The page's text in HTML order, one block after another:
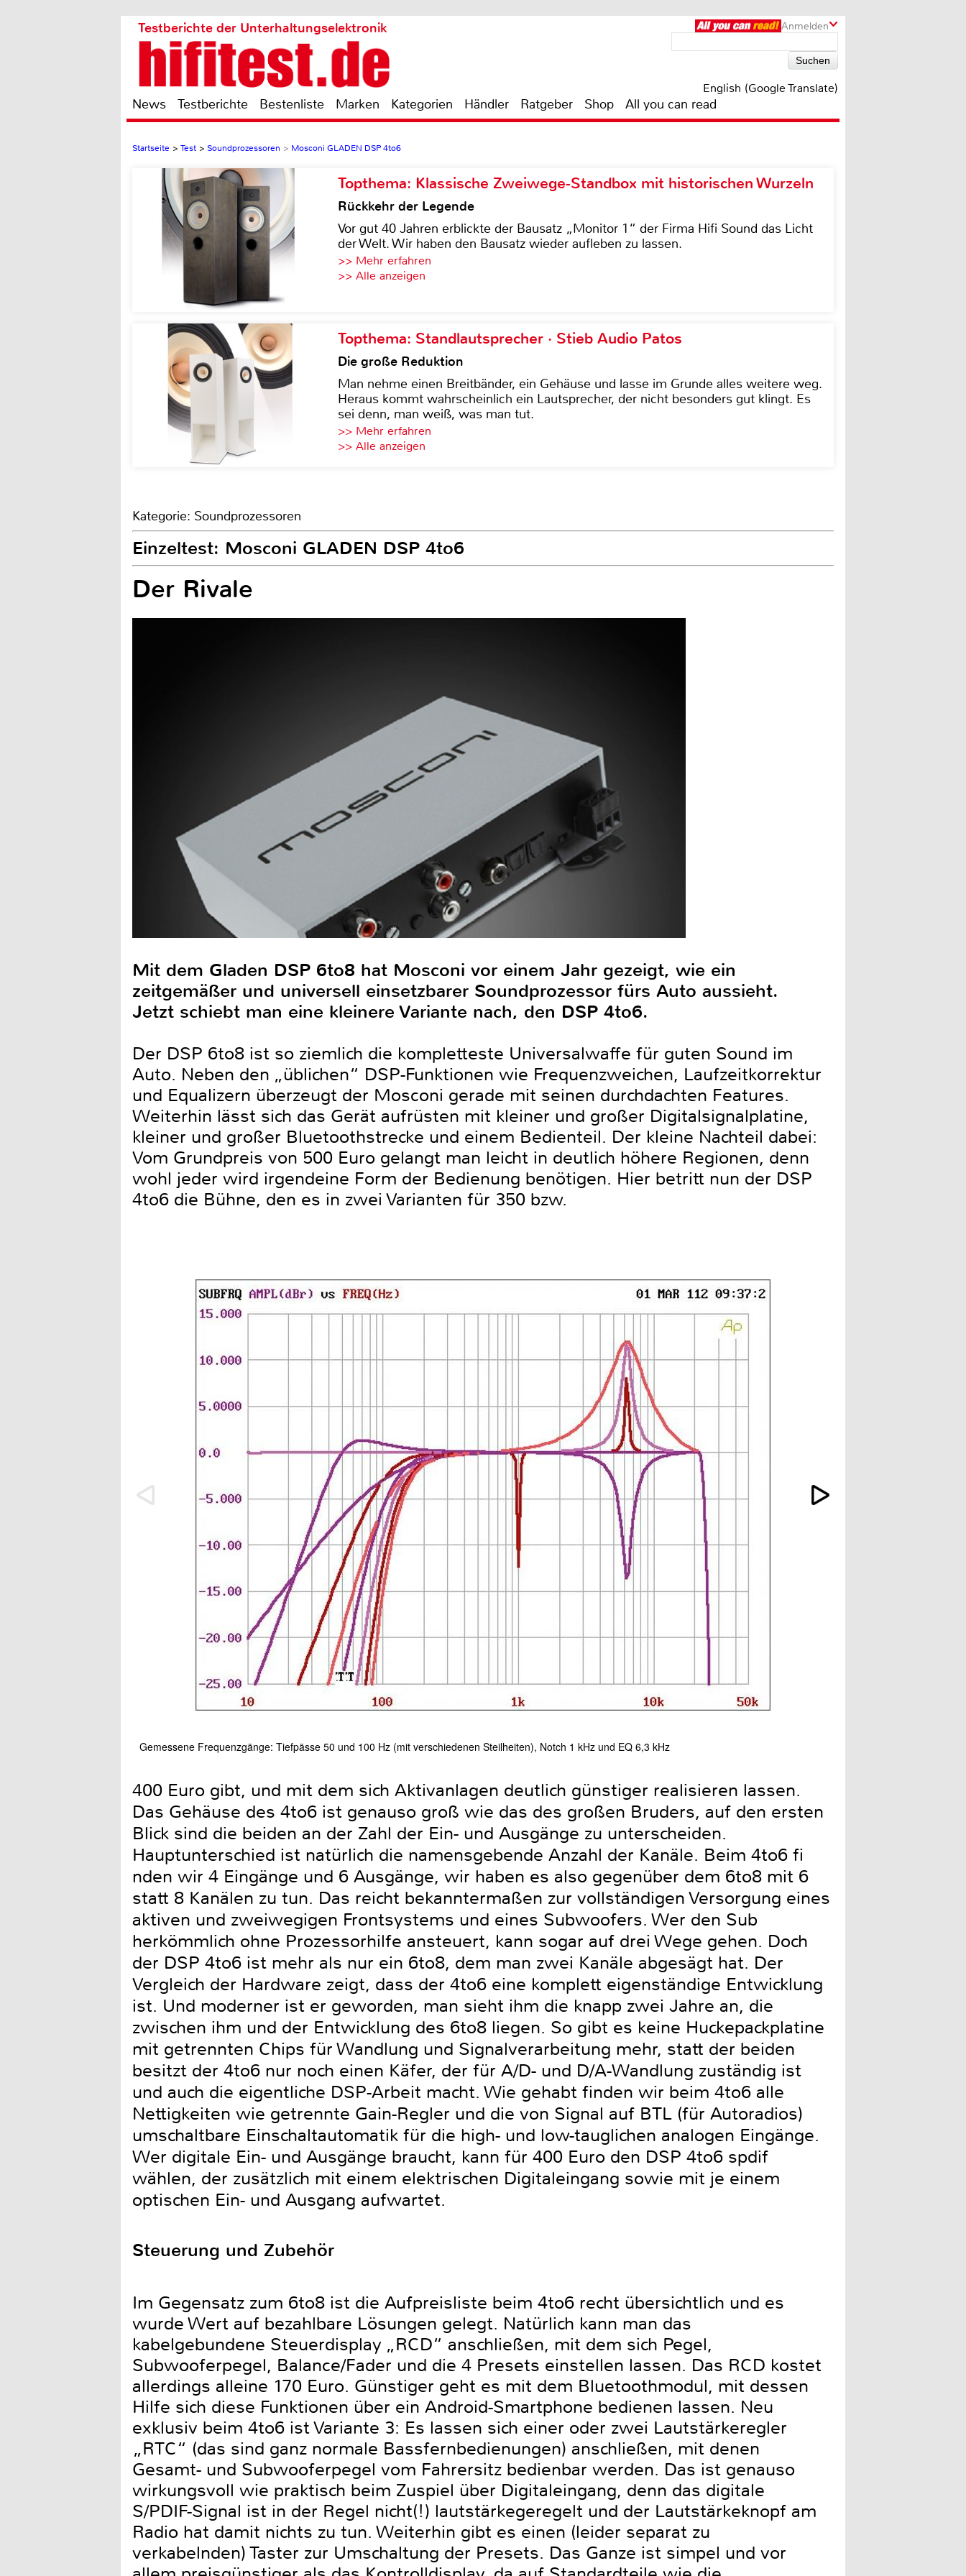
Anmelden
Testberichte der Unterhaltungselektronik
English (Google Translate)
News Testberichte Bestenliste Marken Kategorien Händler Ratgeber Shop All you can read
Startseite > Test > Soundprozessoren > Mosconi GLADEN DSP 4to6
Topthema: Klassische Zweiwege-Standbox mit historischen Wurzeln
Rückkehr der Legende
Vor gut 40 Jahren erblickte der Bausatz „Monitor 1“ der Firma Hifi Sound das Licht
der Welt. Wir haben den Bausatz wieder aufleben zu lassen.
>> Mehr erfahren
>> Alle anzeigen
Topthema: Standlautsprecher · Stieb Audio Patos
Die große Reduktion
Man nehme einen Breitbänder, ein Gehäuse und lasse im Grunde alles weitere weg.
Heraus kommt wahrscheinlich ein Lautsprecher, der nicht besonders gut klingt. Es
sei denn, man weiß, was man tut.
>> Mehr erfahren
>> Alle anzeigen
Kategorie: Soundprozessoren
Einzeltest: Mosconi GLADEN DSP 4to6
Der Rivale
Mit dem Gladen DSP 6to8 hat Mosconi vor einem Jahr gezeigt, wie ein
zeitgemäßer und universell einsetzbarer Soundprozessor fürs Auto aussieht.
Jetzt schiebt man eine kleinere Variante nach, den DSP 4to6.
Der DSP 6to8 ist so ziemlich die kompletteste Universalwaffe für guten Sound im
Auto. Neben den „üblichen“ DSP-Funktionen wie Frequenzweichen, Laufzeitkorrektur
und Equalizern überzeugt der Mosconi gerade mit seinen durchdachten Features.
Weiterhin lässt sich das Gerät aufrüsten mit kleiner und großer Digitalsignalplatine,
kleiner und großer Bluetoothstrecke und einem Bedienteil. Der kleine Nachteil dabei:
Vom Grundpreis von 500 Euro gelangt man leicht in deutlich höhere Regionen, denn
wohl jeder wird irgendeine Form der Bedienung benötigen. Hier betritt nun der DSP
4to6 die Bühne, den es in zwei Varianten für 350 bzw.
Gemessene Frequenzgänge: Tiefpässe 50 und 100 Hz (mit verschiedenen Steilheiten), Notch 1 kHz und EQ 6,3 kHz
400 Euro gibt, und mit dem sich Aktivanlagen deutlich günstiger realisieren lassen.
Das Gehäuse des 4to6 ist genauso groß wie das des großen Bruders, auf den ersten
Blick sind die beiden an der Zahl der Ein- und Ausgänge zu unterscheiden.
Hauptunterschied ist natürlich die namensgebende Anzahl der Kanäle. Beim 4to6 fi
nden wir 4 Eingänge und 6 Ausgänge, wir haben es also gegenüber dem 6to8 mit 6
statt 8 Kanälen zu tun. Das reicht bekanntermaßen zur vollständigen Versorgung eines
aktiven und zweiwegigen Frontsystems und eines Subwoofers. Wer den Sub
herkömmlich ohne Prozessorhilfe ansteuert, kann sogar auf drei Wege gehen. Doch
der DSP 4to6 ist mehr als nur ein 6to8, dem man zwei Kanäle abgesägt hat. Der
Vergleich der Hardware zeigt, dass der 4to6 eine komplett eigenständige Entwicklung
ist. Und moderner ist er geworden, man sieht ihm die knapp zwei Jahre an, die
zwischen ihm und der Entwicklung des 6to8 liegen. So gibt es keine Huckepackplatine
mit getrennten Chips für Wandlung und Signalverarbeitung mehr, statt der beiden
besitzt der 4to6 nur noch einen Käfer, der für A/D- und D/A-Wandlung zuständig ist
und auch die eigentliche DSP-Arbeit macht. Wie gehabt finden wir beim 4to6 alle
Nettigkeiten wie getrennte Gain-Regler und die von Signal auf BTL (für Autoradios)
umschaltbare Einschaltautomatik für die high- und low-tauglichen analogen Eingänge.
Wer digitale Ein- und Ausgänge braucht, kann für 400 Euro den DSP 4to6 spdif
wählen, der zusätzlich mit einem elektrischen Digitaleingang sowie mit je einem
optischen Ein- und Ausgang aufwartet.
Steuerung und Zubehör
Im Gegensatz zum 6to8 ist die Aufpreisliste beim 4to6 recht übersichtlich und es
wurde Wert auf bezahlbare Lösungen gelegt. Natürlich kann man das
kabelgebundene Steuerdisplay „RCD“ anschließen, mit dem sich Pegel,
Subwooferpegel, Balance/Fader und die 4 Presets einstellen lassen. Das RCD kostet
allerdings alleine 170 Euro. Günstiger geht es mit dem Bluetoothmodul, mit dessen
Hilfe sich diese Funktionen über ein Android-Smartphone bedienen lassen. Neu
exklusiv beim 4to6 ist Variante 3: Es lassen sich einer oder zwei Lautstärkeregler
„RTC“ (das sind ganz normale Bassfernbedienungen) anschließen, mit denen
Gesamt- und Subwooferpegel vom Fahrersitz bedienbar werden. Das ist genauso
wirkungsvoll wie praktisch beim Zuspiel über Digitaleingang, denn das digitale
S/PDIF-Signal ist in der Regel nicht(!) lautstärkegeregelt und der Lautstärkeknopf am
Radio hat damit nichts zu tun. Weiterhin gibt es einen (leider separat zu
verkabelnden) Taster zur Umschaltung der Presets. Das Ganze ist simpel und vor